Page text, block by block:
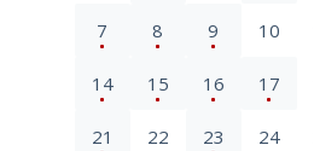
7 8 9 10
14 15 16 17
21 22 23 24